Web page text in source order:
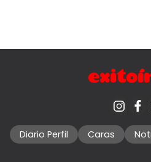
Diario Perfil Caras